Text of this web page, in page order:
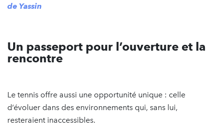
de Yassin
Un passeport pour l’ouverture et la
rencontre
Le tennis offre aussi une opportunité unique : celle
d’évoluer dans des environnements qui, sans lui,
resteraient inaccessibles.